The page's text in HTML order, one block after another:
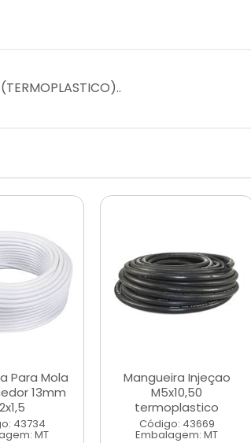
Para Mola
13mm
43734
MT
Mangueira Injeçao
M5x10,50
termoplastico
Código: 43669
Embalagem: MT